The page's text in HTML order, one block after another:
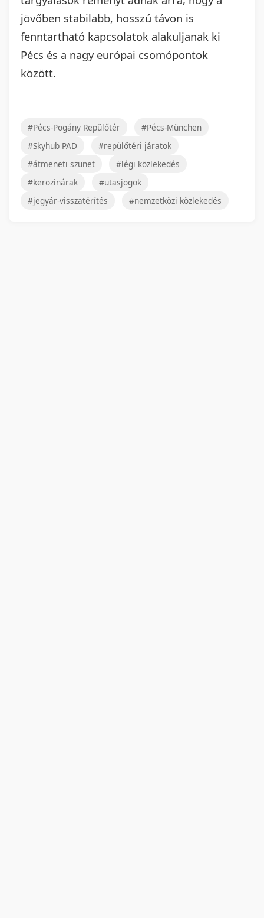
jövőben stabilabb, hosszú távon is
fenntartható kapcsolatok alakuljanak ki
Pécs és a nagy európai csomópontok
között.
#Pécs-Pogány Repülőtér
#Pécs-München
#Skyhub PAD
#repülőtéri járatok
#átmeneti szünet
#légi közlekedés
#kerozinárak
#utasjogok
#jegyár-visszatérítés
#nemzetközi közlekedés